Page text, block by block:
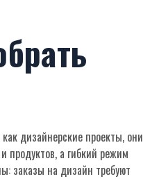
дизайнерские проекты, они
продуктов, а гибкий режим
заказы на дизайн требуют